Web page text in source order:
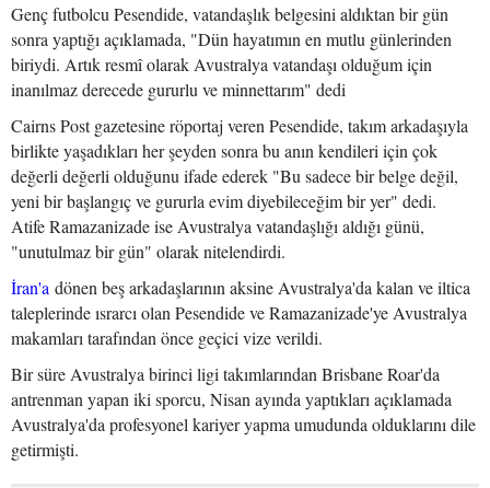
Genç futbolcu Pesendide, vatandaşlık belgesini aldıktan bir gün
sonra yaptığı açıklamada, "Dün hayatımın en mutlu günlerinden
biriydi. Artık resmî olarak Avustralya vatandaşı olduğum için
inanılmaz derecede gururlu ve minnettarım" dedi
Cairns Post gazetesine röportaj veren Pesendide, takım arkadaşıyla
birlikte yaşadıkları her şeyden sonra bu anın kendileri için çok
değerli değerli olduğunu ifade ederek "Bu sadece bir belge değil,
yeni bir başlangıç ve gururla evim diyebileceğim bir yer" dedi.
Atife Ramazanizade ise Avustralya vatandaşlığı aldığı günü,
"unutulmaz bir gün" olarak nitelendirdi.
İran'a dönen beş arkadaşlarının aksine Avustralya'da kalan ve iltica
taleplerinde ısrarcı olan Pesendide ve Ramazanizade'ye Avustralya
makamları tarafından önce geçici vize verildi.
Bir süre Avustralya birinci ligi takımlarından Brisbane Roar'da
antrenman yapan iki sporcu, Nisan ayında yaptıkları açıklamada
Avustralya'da profesyonel kariyer yapma umudunda olduklarını dile
getirmişti.